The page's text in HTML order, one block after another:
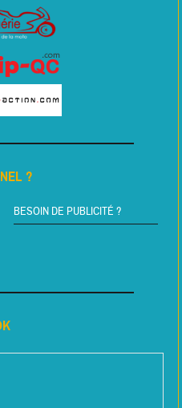
?
BESOIN DE PUBLICITÉ ?